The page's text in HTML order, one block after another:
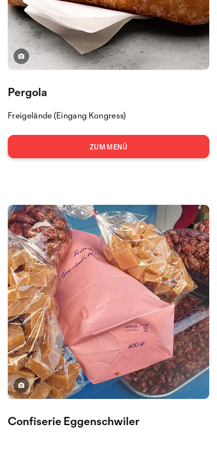
Pergola
Freigelände (Eingang Kongress)
ZUM MENÜ
Confiserie Eggenschwiler